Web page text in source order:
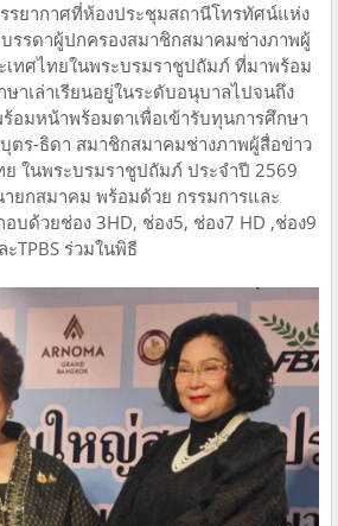
รยากาศที่ห้องประชุมสถานีโทรทัศน์แห่ง
รรดาผู้ปกครองสมาชิกสมาคมช่างภาพผู้
ทศไทยในพระบรมราชูปถัมภ์ ที่มาพร้อม
าเล่าเรียนอยู่ในระดับอนุบาลไปจนถึง
อมหน้าพร้อมตาเพื่อเข้ารับทุนการศึกษา
ตร-ธิดา สมาชิกสมาคมช่างภาพผู้สื่อข่าว
ในพระบรมราชูปถัมภ์ ประจำปี 2569
ยกสมาคม พร้อมด้วย กรรมการและ
บด้วยช่อง 3HD, ช่อง5, ช่อง7 HD ,ช่อง9
TPBS ร่วมในพิธี